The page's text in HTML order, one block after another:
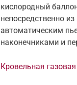
кислородный
непосредственно
автоматическим
наконечниками и
Кровельная